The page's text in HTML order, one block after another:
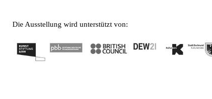
Die Ausstellung wird unterstützt von: